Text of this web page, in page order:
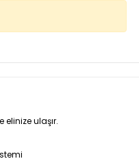
elinize ulaşır.